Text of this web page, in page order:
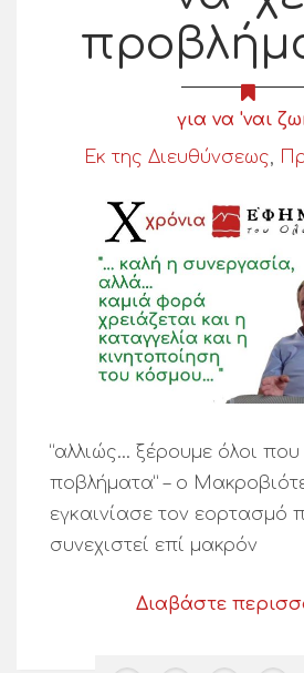
για να 'ναι
Εκ της Διευθύνσεως,
“αλλιώς… ξέρουμε όλοι
ποβλήματα” – ο
εγκαινίασε τον εορτασμό
συνεχιστεί επί μακρόν
Διαβάστε